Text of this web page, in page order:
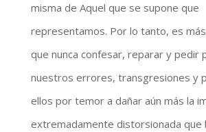
misma de Aquel que se supone que
representamos. Por lo tanto, es
que nunca confesar, reparar y pedir
nuestros errores, transgresiones y
ellos por temor a dañar aún más la
extremadamente distorsionada que